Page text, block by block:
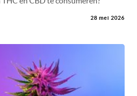
28 mei 2026